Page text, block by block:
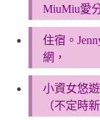
MiuMiu愛
住宿。
網，
小資女悠
（不定時新